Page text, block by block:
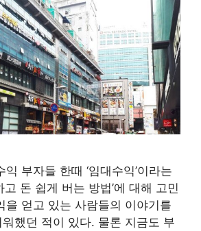
부자들 한때 ‘임대수익’이라는
고 돈 쉽게 버는 방법’에 대해 고민
을 얻고 있는 사람들의 이야기를
했던 적이 있다. 물론 지금도 부